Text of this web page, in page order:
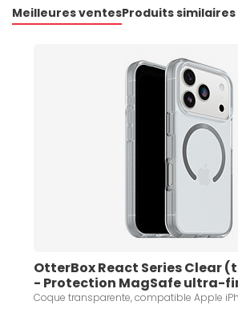
Meilleures ventesProduits similaires
OtterBox React Series Clear
- Protection MagSafe ultra-
iPhone 17 Pro Max
Coque transparente, compatible Apple